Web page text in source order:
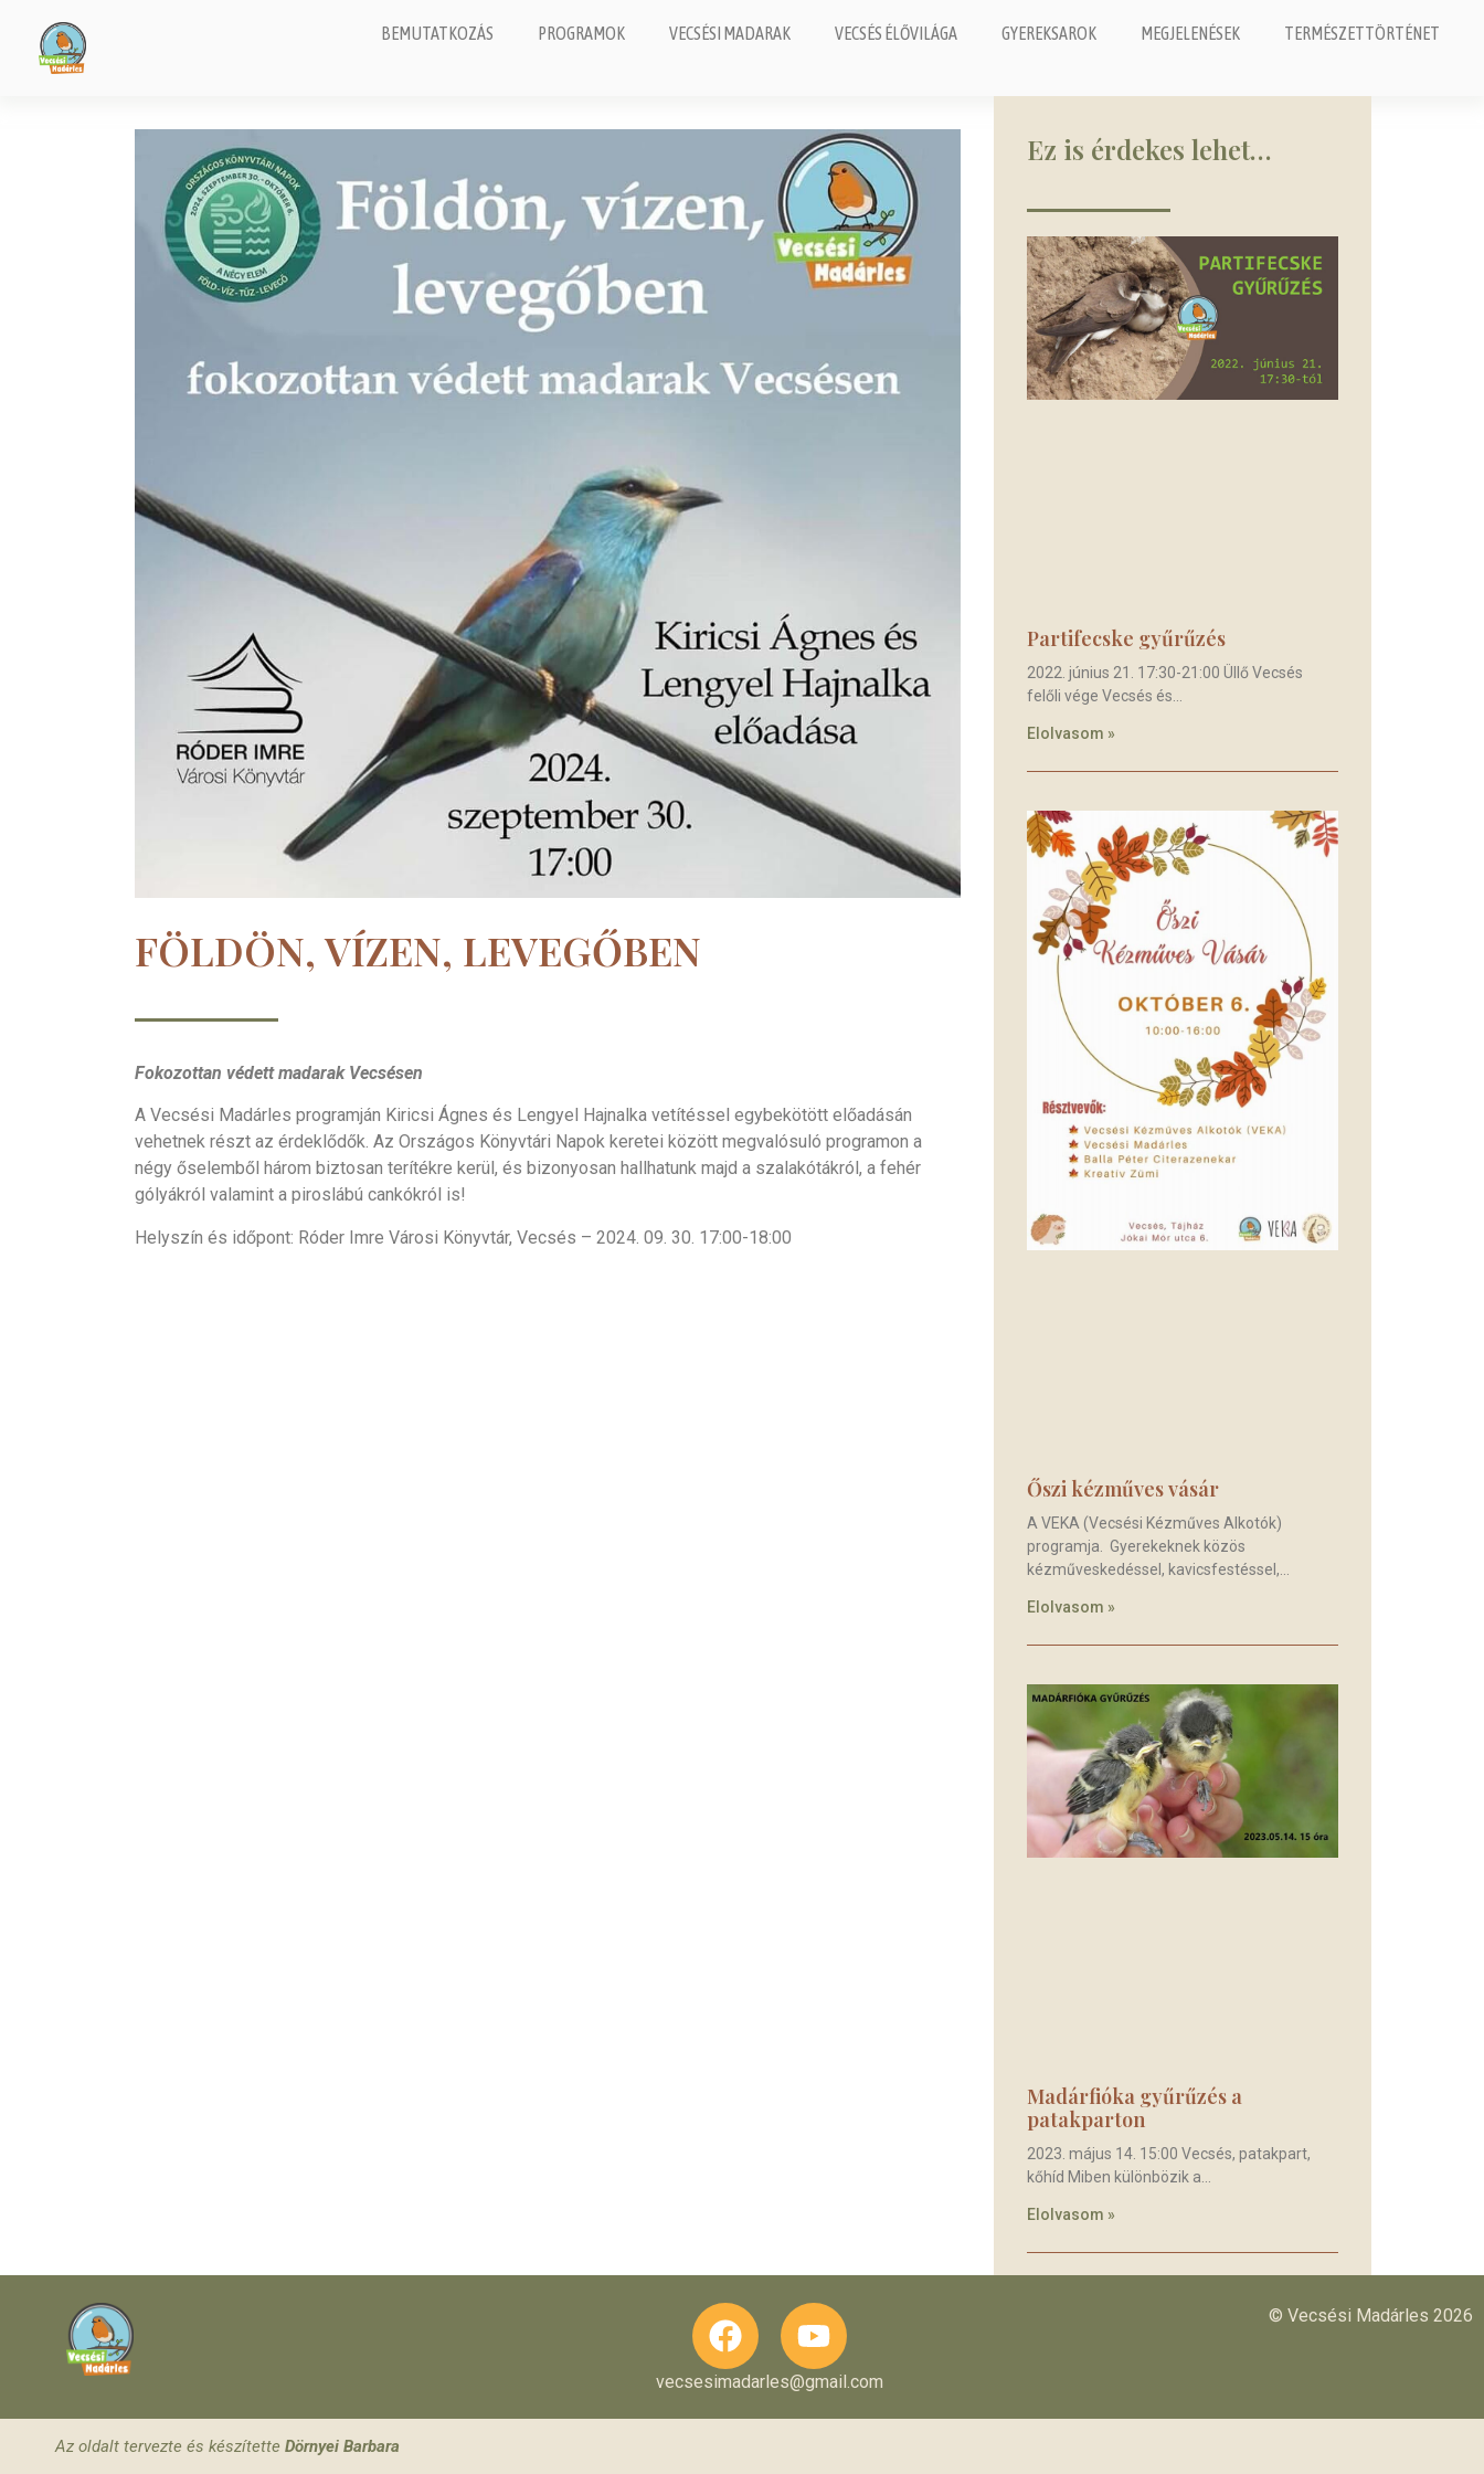
BEMUTATKOZÁS PROGRAMOK VECSÉSI MADARAK VECSÉS ÉLŐVILÁGA GYEREKSAROK MEGJELENÉSEK TERMÉSZETTÖRTÉNET
FÖLDÖN, VÍZEN, LEVEGŐBEN
Fokozottan védett madarak Vecsésen
A Vecsési Madárles programján Kiricsi Ágnes és Lengyel Hajnalka vetítéssel egybekötött előadásán
vehetnek részt az érdeklődők. Az Országos Könyvtári Napok keretei között megvalósuló programon a
négy őselemből három biztosan terítékre kerül, és bizonyosan hallhatunk majd a szalakótákról, a fehér
gólyákról valamint a piroslábú cankókról is!
Helyszín és időpont: Róder Imre Városi Könyvtár, Vecsés – 2024. 09. 30. 17:00-18:00
Ez is érdekes lehet…
Partifecske gyűrűzés
2022. június 21. 17:30-21:00 Üllő Vecsés
felőli vége Vecsés és
Elolvasom »
Őszi kézműves vásár
A VEKA (Vecsési Kézműves Alkotók)
programja. Gyerekeknek közös
kézműveskedéssel, kavicsfestéssel,
Elolvasom »
Madárfióka gyűrűzés a
patakparton
2023. május 14. 15:00 Vecsés, patakpart,
kőhíd Miben különbözik a
Elolvasom »
vecsesimadarles@gmail.com
© Vecsési Madárles 2026
Az oldalt tervezte és készítette Dörnyei Barbara